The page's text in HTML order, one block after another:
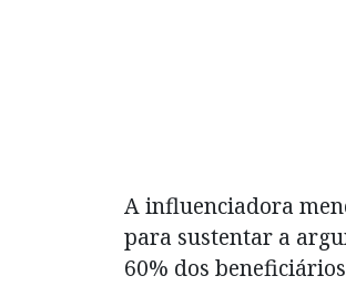
A influenciadora
para sustentar a
60% dos